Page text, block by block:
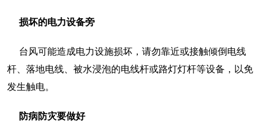
损坏的电力设备旁
台风可能造成电力设施损坏，请勿靠近或接触倾倒电线
杆、落地电线、被水浸泡的电线杆或路灯灯杆等设备，以免
发生触电。
防病防灾要做好